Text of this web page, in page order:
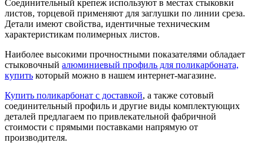
Соединительный крепеж используют в местах стыковки
листов, торцевой применяют для заглушки по линии среза.
Детали имеют свойства, идентичные техническим
характеристикам полимерных листов.
Наиболее высокими прочностными показателями обладает
стыковочный алюминиевый профиль для поликарбоната,
купить который можно в нашем интернет-магазине.
Купить поликарбонат с доставкой, а также сотовый
соединительный профиль и другие виды комплектующих
деталей предлагаем по привлекательной фабричной
стоимости с прямыми поставками напрямую от
производителя.